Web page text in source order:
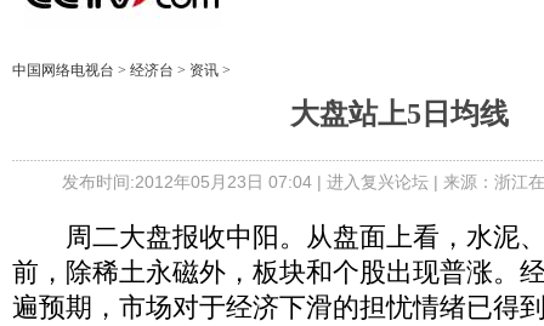
中国网络电视台 > 经济台 > 资讯 >
大盘站上5日均线
发布时间:2012年05月23日 07:04 | 进入复兴论坛 | 来源：浙江
周二大盘报收中阳。从盘面上看，水泥
前，除稀土永磁外，板块和个股出现普涨。
遍预期，市场对于经济下滑的担忧情绪已得